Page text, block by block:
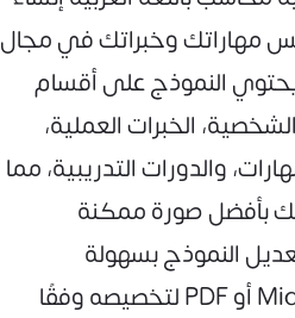
مهاراتك وخبراتك في مجال
النموذج على أقسام
الخبرات العملية،
والدورات التدريبية، مما
بأفضل صورة ممكنة
النموذج بسهولة
باستخدام Microsoft Word أو PDF لتخصيصه وفقًا